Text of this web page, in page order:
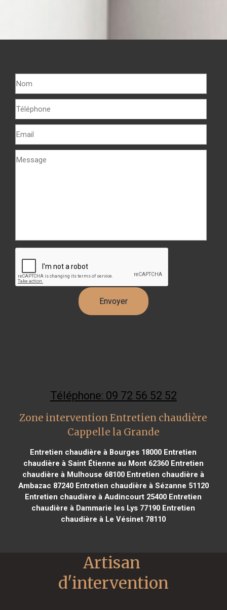
Téléphone: 09 72 56 52 52
Zone intervention Entretien chaudière
Cappelle la Grande
Entretien chaudière à Bourges 18000 Entretien
chaudière à Saint Étienne au Mont 62360Entretien
chaudière à Mulhouse 68100 Entretien chaudière à
Ambazac 87240Entretien chaudière à Sézanne 51120
Entretien chaudière à Audincourt 25400 Entretien
chaudière à Dammarie les Lys 77190 Entretien
chaudière à Le Vésinet 78110
Artisan
d'intervention